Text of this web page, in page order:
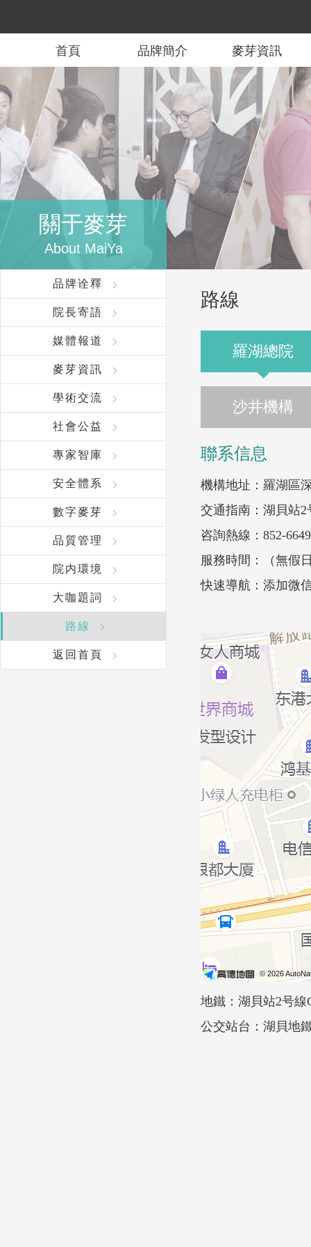
首頁 品牌簡介 麥芽資訊
關于麥芽
About MaiYa
品牌诠釋
院長寄語
媒體報道
麥芽資訊
學術交流
社會公益
專家智庫
安全體系
數字麥芽
品質管理
院内環境
大咖題詞
路線
返回首頁
路線
羅湖總院
沙井機構
聯系信息
機構地址：羅湖區
交通指南：湖貝站
咨詢熱線：852-
服務時間：（無假
快速導航：添加微
地鐵：湖貝站2号線
公交站台：湖貝地